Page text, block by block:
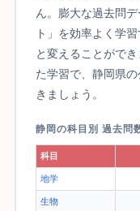
ん。膨大な過去問
ト」を効率よく学
と変えることがで
た学習で、静岡県
きましょう。
静岡の科目別 過去問
科目
地学
生物